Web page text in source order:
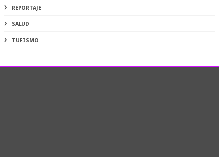
REPORTAJE
SALUD
TURISMO